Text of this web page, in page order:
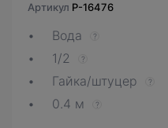
Артикул P-16476
Вода ?
1/2 ?
Гайка/штуцер ?
0.4 м ?